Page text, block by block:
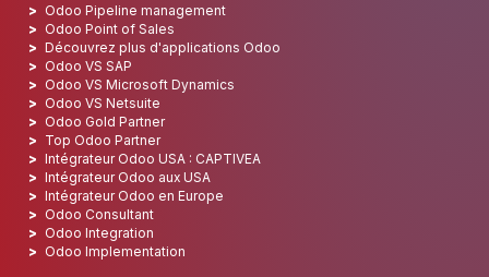
Odoo Pipeline management
Odoo Point of Sales
Découvrez plus d'applications Odoo
Odoo VS SAP
Odoo VS Microsoft Dynamics
Odoo VS Netsuite
Odoo Gold Partner
Top Odoo Partner
Intégrateur Odoo USA : CAPTIVEA
Intégrateur Odoo aux USA
Intégrateur Odoo en Europe
Odoo Consultant
Odoo Integration
Odoo Implementation